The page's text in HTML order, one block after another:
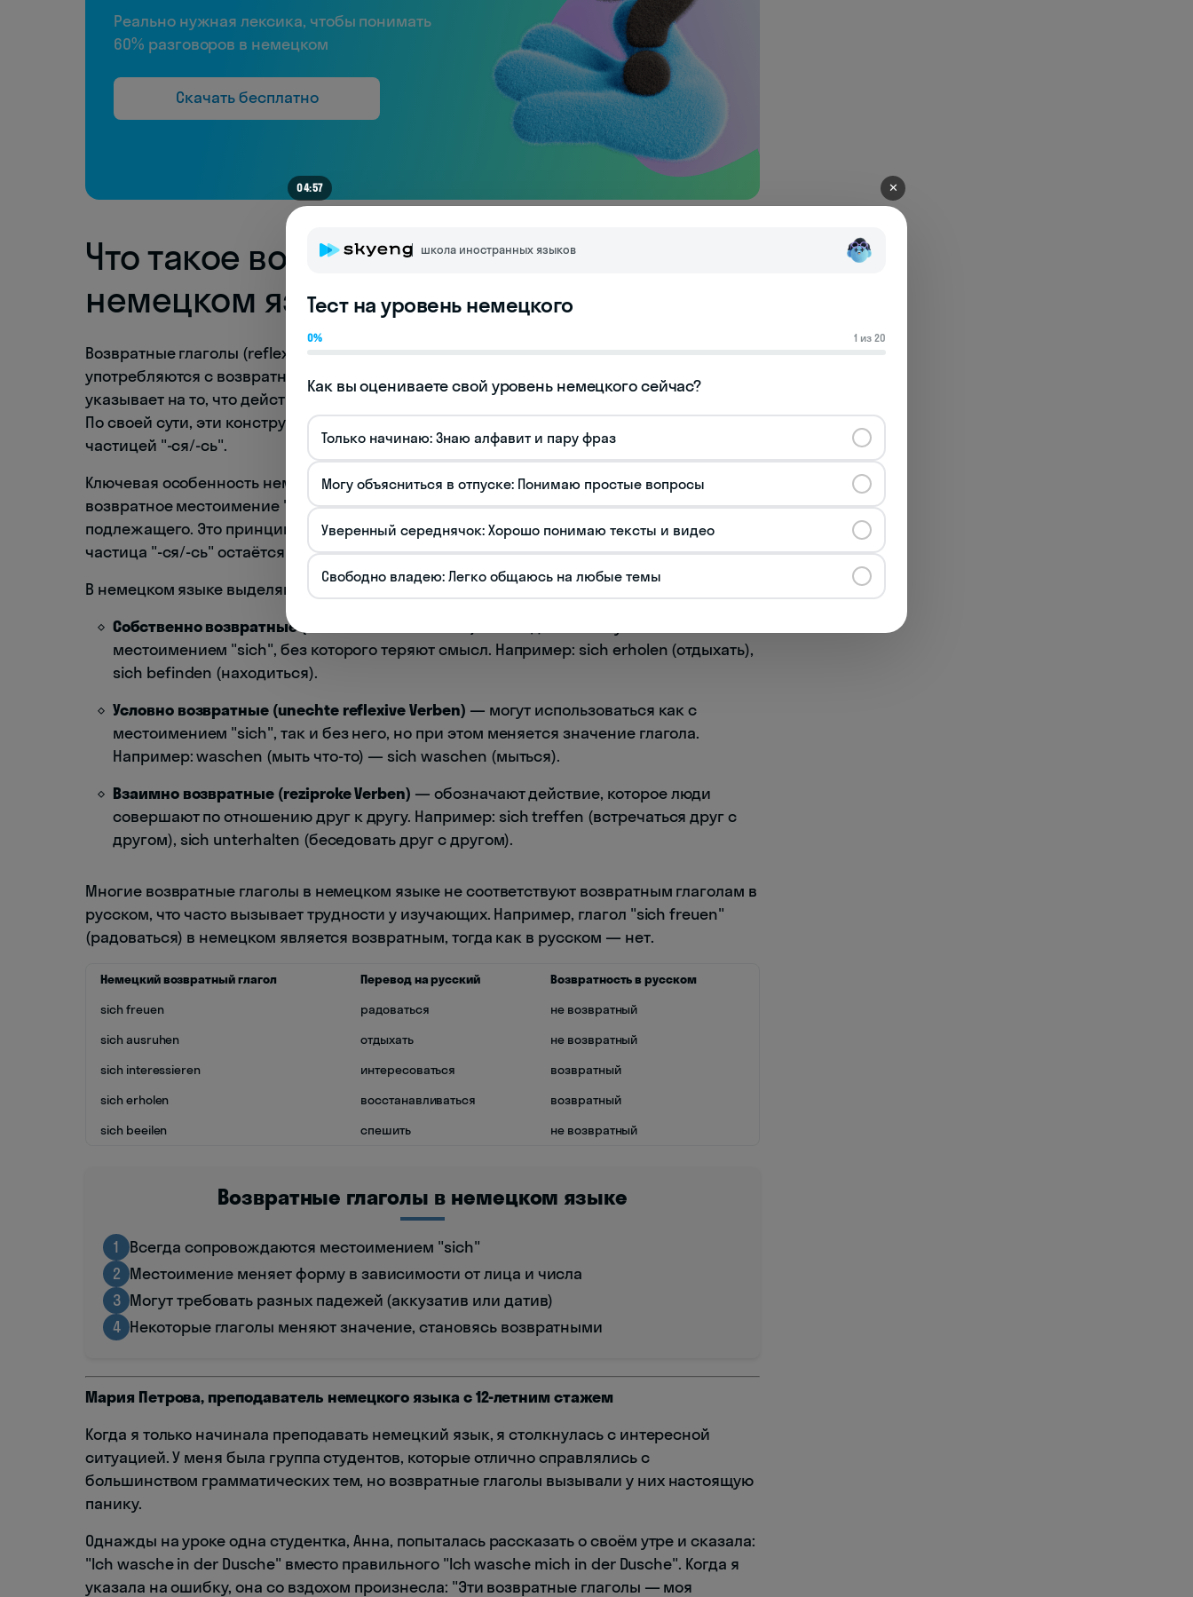
Реально нужная лексика, чтобы понимать
60% разговоров в немецком
Скачать бесплатно
Что такое возвратные глаголы в
немецком языке
Возвратные глаголы (reflexive Verben) в немецком языке — это глаголы, которые
употребляются с возвратным местоимением "sich" (себя). Данное местоимение
указывает на то, что действие направлено на самого субъекта, выполняющего действие.
По своей сути, эти конструкции похожи на возвратные глаголы в русском языке с
частицей "-ся/-сь".
Ключевая особенность немецких возвратных глаголов заключается в том, что
возвратное местоимение "sich" изменяется в зависимости от лица и числа
подлежащего. Это принципиально отличает их от русских возвратных глаголов, где
частица "-ся/-сь" остаётся неизменной.
В немецком языке выделяют три основных типа возвратных глаголов:
Собственно возвратные (echte reflexive Verben)
местоимением "sich", без которого теряют смысл. Например: sich erholen (отдыхать),
sich befinden (находиться).
Условно возвратные (unechte reflexive Verben) — могут использоваться как с
местоимением "sich", так и без него, но при этом меняется значение глагола.
Например: waschen (мыть что-то) — sich waschen (мыться).
Взаимно возвратные (reziproke Verben) — обозначают действие, которое люди
совершают по отношению друг к другу. Например: sich treffen (встречаться друг с
другом), sich unterhalten (беседовать друг с другом).
Многие возвратные глаголы в немецком языке не соответствуют возвратным глаголам в
русском, что часто вызывает трудности у изучающих. Например, глагол "sich freuen"
(радоваться) в немецком является возвратным, тогда как в русском — нет.
Немецкий возвратный глагол Перевод на русский
Возвратность в русском
sich freuen
радоваться
не возвратный
sich ausruhen
отдыхать
не возвратный
sich interessieren
интересоваться
возвратный
sich erholen
восстанавливаться
возвратный
sich beeilen
спешить не возвратный
Возвратные глаголы в немецком языке
1
Всегда сопровождаются местоимением "sich"
2 Местоимение меняет форму в зависимости от лица и числа
3 Могут требовать разных падежей (аккузатив или датив)
4 Некоторые глаголы меняют значение, становясь возвратными
Мария Петрова, преподаватель немецкого языка с 12-летним стажем
Когда я только начинала преподавать немецкий язык, я столкнулась с интересной
ситуацией. У меня была группа студентов, которые отлично справлялись с
большинством грамматических тем, но возвратные глаголы вызывали у них настоящую
панику.
Однажды на уроке одна студентка, Анна, попыталась рассказать о своём утре и сказала:
"Ich wasche in der Dusche" вместо правильного "Ich wasche mich in der Dusche". Когда я
указала на ошибку, она со вздохом произнесла: "Эти возвратные глаголы — моя
04:57 ✕
школа иностранных языков
Тест на уровень немецкого
0% 1 из 20
Как вы оцениваете свой уровень немецкого сейчас?
Только начинаю: Знаю алфавит и пару фраз
Могу объясниться в отпуске: Понимаю простые вопросы
Уверенный середнячок: Хорошо понимаю тексты и видео
Свободно владею: Легко общаюсь на любые темы